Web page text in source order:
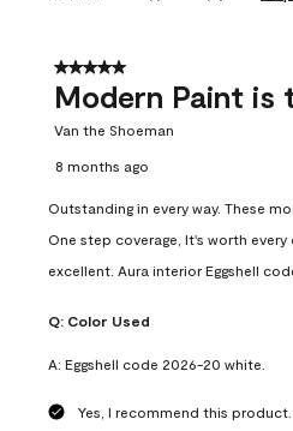
5 out of 5 stars.
Modern Paint is
Van the Shoeman
8 months ago
Outstanding in every way. These
One step coverage, It's worth every
excellent. Aura interior Eggshell
Q: Color Used
A: Eggshell code 2026-20 white.
Yes, I recommend this product.